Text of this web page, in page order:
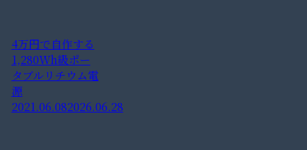
4万円で自作する
1,280Wh級ポー
タブルリチウム電
源
2021.06.082026.06.28